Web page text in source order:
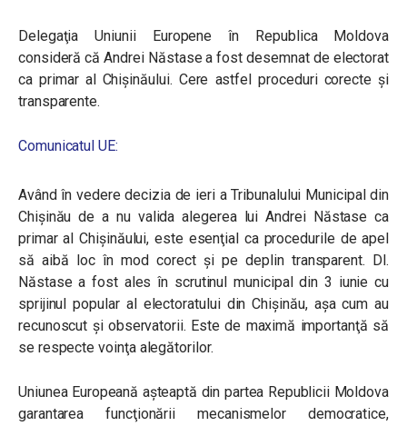
Delegaţia Uniunii Europene în Republica Moldova
consideră că Andrei Năstase a fost desemnat de electorat
ca primar al Chişinăului. Cere astfel proceduri corecte şi
transparente.
Comunicatul UE:
Având în vedere decizia de ieri a Tribunalului Municipal din
Chişinău de a nu valida alegerea lui Andrei Năstase ca
primar al Chişinăului, este esenţial ca procedurile de apel
să aibă loc în mod corect şi pe deplin transparent. Dl.
Năstase a fost ales în scrutinul municipal din 3 iunie cu
sprijinul popular al electoratului din Chişinău, aşa cum au
recunoscut şi observatorii. Este de maximă importanţă să
se respecte voinţa alegătorilor.
Uniunea Europeană aşteaptă din partea Republicii Moldova
garantarea funcţionării mecanismelor democratice,